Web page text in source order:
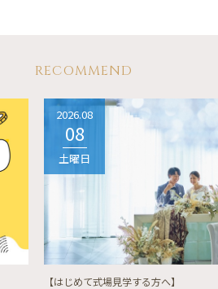
RECOMMEND
2026.08
08
土曜日
【はじめて式場見学する方へ】